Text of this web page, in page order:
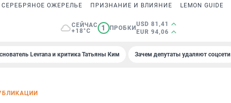
СЕРЕБРЯНОЕ ОЖЕРЕЛЬЕ ПРИЗНАНИЕ И ВЛИЯНИЕ LEMON GUIDE
СЕЙЧАС
+18°C
1 ПРОБКИ
USD 81,41
EUR 94,06
Levrana и критика Татьяны Ким Зачем депутаты удаляют соцсети